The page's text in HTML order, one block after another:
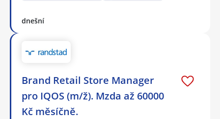
dnešní
Brand Retail Store Manager
pro IQOS (m/ž). Mzda až 60000
Kč měsíčně.